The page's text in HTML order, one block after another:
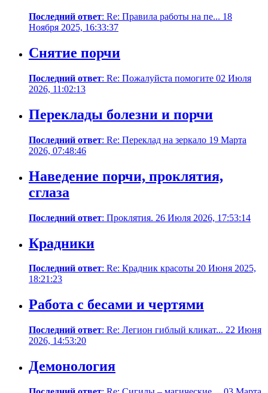
Последний ответ: Re: Правила работы на пе... 18
Ноября 2025, 16:33:37
Снятие порчи
Последний ответ: Re: Пожалуйста помогите 02 Июля
2026, 11:02:13
Переклады болезни и порчи
Последний ответ: Re: Переклад на зеркало 19 Марта
2026, 07:48:46
Наведение порчи, проклятия,
сглаза
Последний ответ: Проклятия. 26 Июля 2026, 17:53:14
Крадники
Последний ответ: Re: Крадник красоты 20 Июня 2025,
18:21:23
Работа с бесами и чертями
Последний ответ: Re: Легион гиблый кликат... 22 Июня
2026, 14:53:20
Демонология